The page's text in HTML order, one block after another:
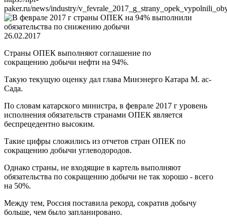
paker.ru/news/industry/
26.02.2017
Страны ОПЕК выполняют соглашение по
сокращению добычи нефти на 94%.
Такую текущую оценку дал глава Минэнерго Катара М. ас-
Сада.
По словам катарского министра, в феврале 2017 г уровень
исполнения обязательств странами ОПЕК является
беспрецедентно высоким.
Такие цифры сложились из отчетов стран ОПЕК по
сокращению добычи углеводородов.
Однако страны, не входящие в картель выполняют
обязательства по сокращению добычи не так хорошо - всего
на 50%.
Между тем, Россия поставила рекорд, сократив добычу
больше, чем было запланировано.